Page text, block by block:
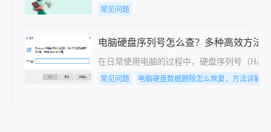
常见问题
电脑硬盘序列号怎么查？多种高效方法
在日常使用电脑的过程中，硬盘序列号（
常见问题 电脑硬盘数据删除怎么恢复，方法详解